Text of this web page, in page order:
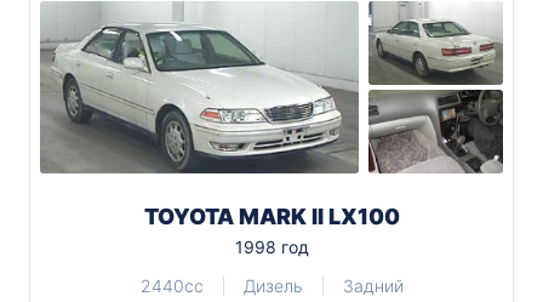
TOYOTA MARK II LX100
1998 год
2440cc
Дизель Задний